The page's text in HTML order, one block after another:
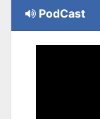
PodCast